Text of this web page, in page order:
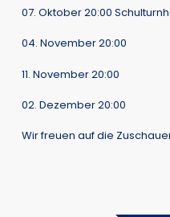
07. Oktober 20:00
04. November 20:00
11. November 20:00
02. Dezember 20:00
Wir freuen auf die